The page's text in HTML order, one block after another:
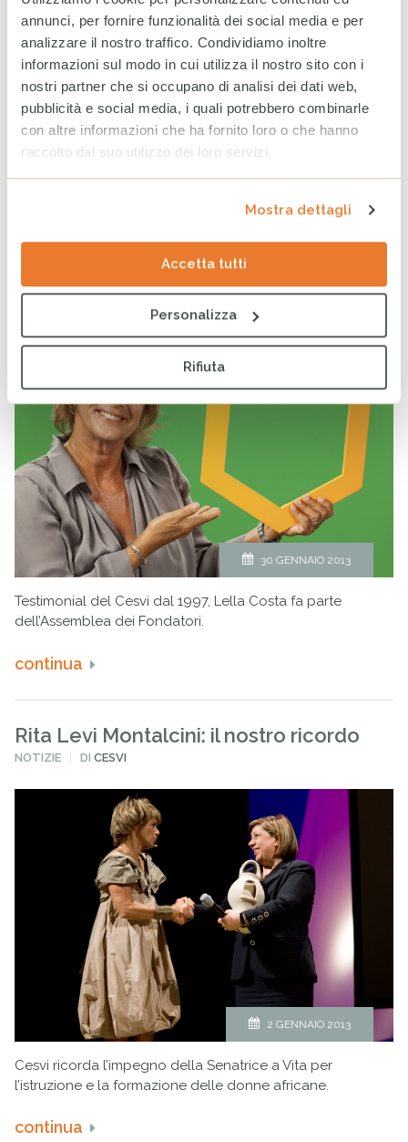
annunci, per fornire funzionalità dei social media e per
analizzare il nostro traffico. Condividiamo inoltre
informazioni sul modo in cui utilizza il nostro sito con i
nostri partner che si occupano di analisi dei dati web,
pubblicità e social media, i quali potrebbero combinarle
con altre informazioni che ha fornito loro o che hanno
raccolto dal suo utilizzo dei loro servizi.
Mostra dettagli
Accetta tutti
Personalizza
Rifiuta
Cesvi e Welthungerhilfe presentano una mostra
fotografica su Mogadiscio.
A Lella Costa il Premio Vhernier
PUBBLICATO
NOTIZIE DICESVI
30 GENNAIO 2013
Testimonial del Cesvi dal 1997, Lella Costa fa parte
dell’Assemblea dei Fondatori.
continua
Rita Levi Montalcini: il nostro ricordo
PUBBLICATO
NOTIZIE DICESVI
2 GENNAIO 2013
Cesvi ricorda l’impegno della Senatrice a Vita per
l’istruzione e la formazione delle donne africane.
continua